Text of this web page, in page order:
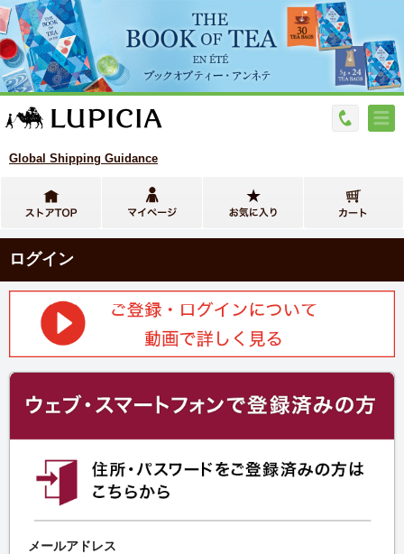
Global Shipping Guidance
ログイン
メールアドレス